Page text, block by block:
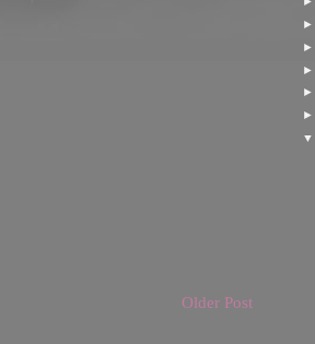
Older Post
►
►
►
►
►
▼